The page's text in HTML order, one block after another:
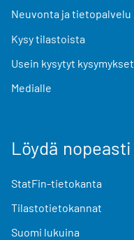
Neuvonta ja tietopalvelu
Kysy tilastoista
Usein kysytyt kysymykset
Medialle
Löydä nopeasti
StatFin-tietokanta
Tilastotietokannat
Suomi lukuina